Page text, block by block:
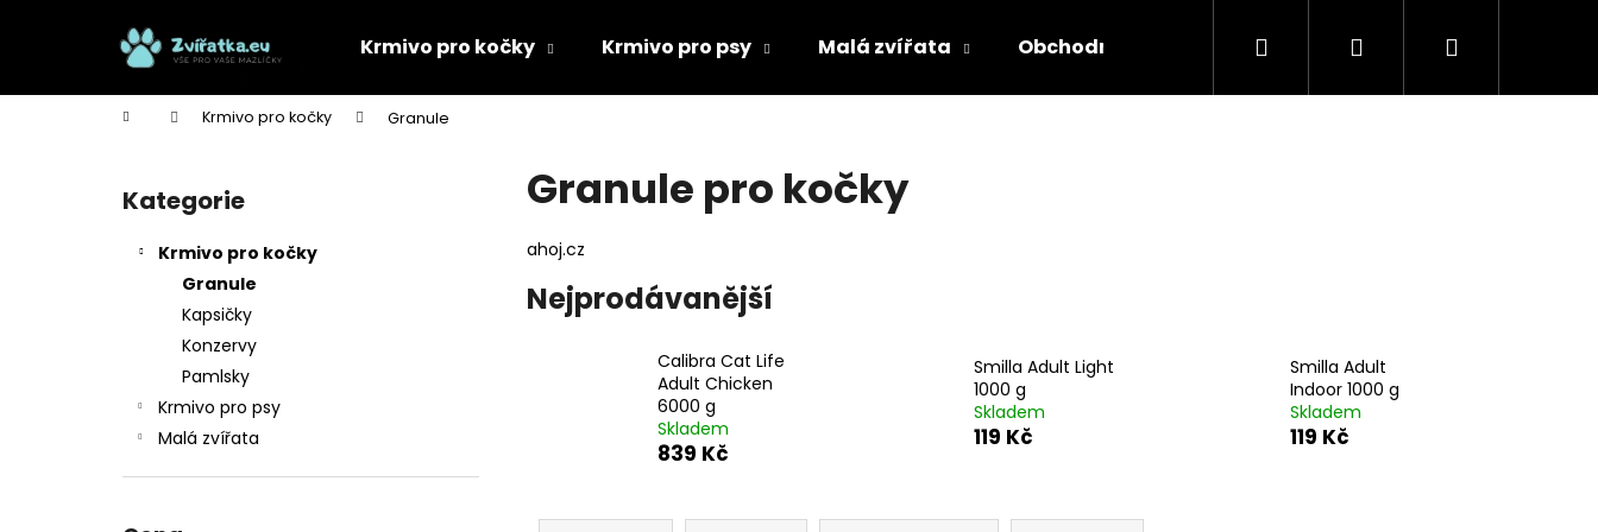
Krmivo pro kočky Krmivo pro psy Malá zvířata Obchodní podmínky Kontakty
Hledat PřihlášeníNákupní
Domů Krmivo pro kočky Granule
Přeskočit
kategorie
Kategorie
Krmivo pro kočky
Granule
Kapsičky
Konzervy
Pamlsky
Krmivo pro psy
Malá zvířata
Granule pro kočky
ahoj.cz
Nejprodávanější
Calibra Cat Life
Adult Chicken
6000 g
Skladem
839 Kč
Smilla Adult Light
1000 g
Skladem
119 Kč
Smilla Adult
Indoor 1000 g
Skladem
119 Kč
Ř
í
Zpět
do
Zpět
do
HLEDAT
Doporučujeme